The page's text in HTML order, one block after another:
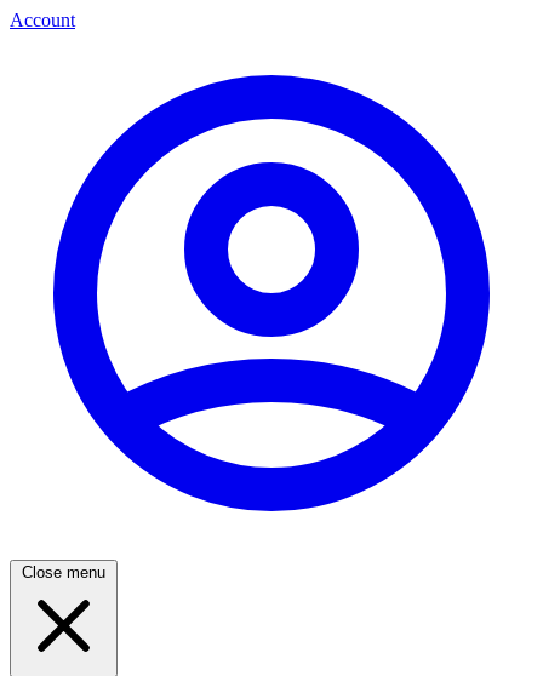
Account
Close menu